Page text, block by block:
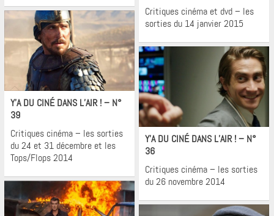
Critiques cinéma et dvd – les
sorties du 14 janvier 2015
Cinéma
Y’A DU CINÉ DANS L’AIR ! – N°
39
Critiques cinéma – les sorties
du 24 et 31 décembre et les
Tops/Flops 2014
Cinéma
Y’A DU CINÉ DANS L’AIR ! – N°
36
Critiques cinéma – les sorties
du 26 novembre 2014